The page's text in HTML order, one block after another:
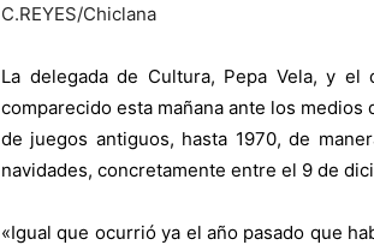
C.REYES/Chiclana
La delegada de Cultura, Pepa Vela, y
comparecido esta mañana ante los
de juegos antiguos, hasta 1970, de
navidades, concretamente entre el 9 de
«Igual que ocurrió ya el año pasado que